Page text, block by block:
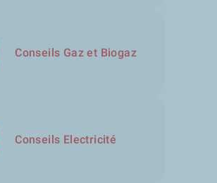
Conseils Gaz et Biogaz
Conseils Electricité